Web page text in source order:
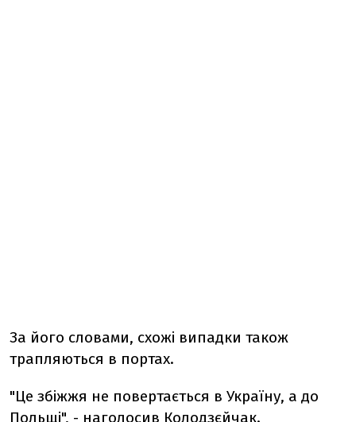
За його словами, схожі випадки також
трапляються в портах.
"Це збіжжя не повертається в Україну, а до
Польщі", - наголосив Колодзєйчак.